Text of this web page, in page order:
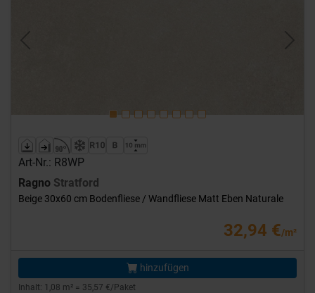
Next
Art-Nr.: R8WP
Ragno Stratford
Beige 30x60 cm Bodenfliese / Wandfliese Matt Eben Naturale
32,94 €/m²
hinzufügen
Inhalt: 1,08 m² = 35,57 €/Paket